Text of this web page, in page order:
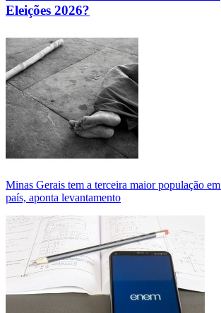
Eleições 2026?
Minas Gerais tem a terceira maior população
país, aponta levantamento